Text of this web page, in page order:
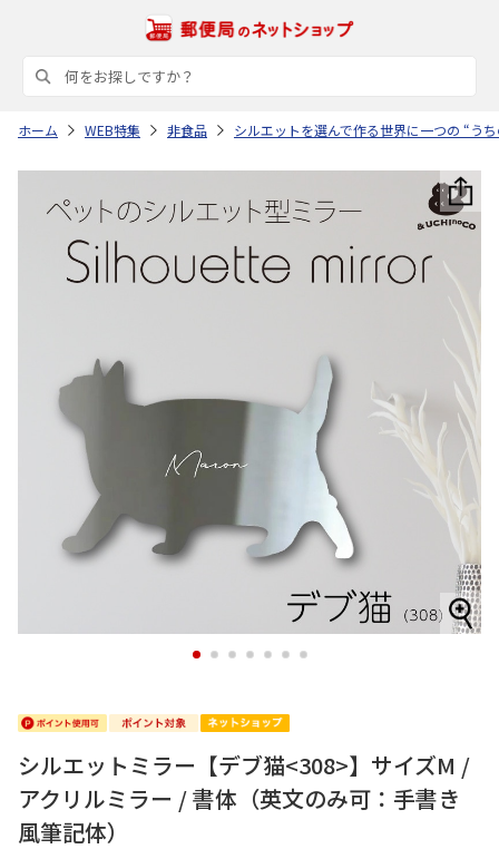
ホーム WEB特集 非食品 シルエットを選んで作る世界に一つの “う
1 2 3 4 5 6 7
シルエットミラー【デブ猫<308>】サイズM /
アクリルミラー / 書体（英文のみ可：手書き
風筆記体）